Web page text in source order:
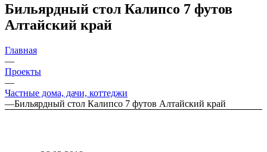
Бильярдный стол Калипсо 7 футов
Алтайский край
Главная
—
Проекты
—
Частные дома, дачи, коттеджи
—Бильярдный стол Калипсо 7 футов Алтайский край